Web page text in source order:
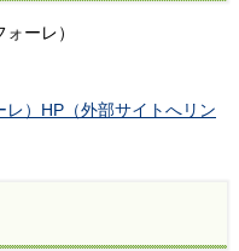
ーレ）
）HP（外部サイトへリン